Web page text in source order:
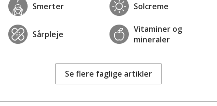
Smerter Solcreme
Sårpleje
Vitaminer og
mineraler
Se flere faglige artikler